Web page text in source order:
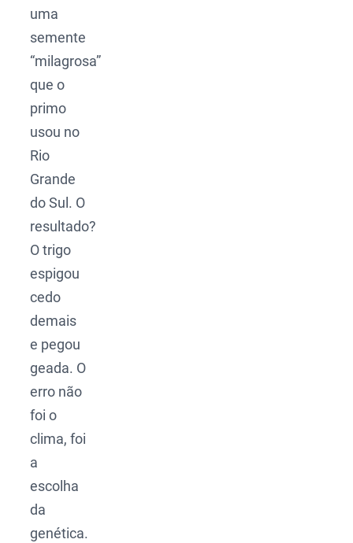
uma
semente
“milagrosa”
que o
primo
usou no
Rio
Grande
do Sul. O
resultado?
O trigo
espigou
cedo
demais
e pegou
geada. O
erro não
foi o
clima, foi
a
escolha
da
genética.